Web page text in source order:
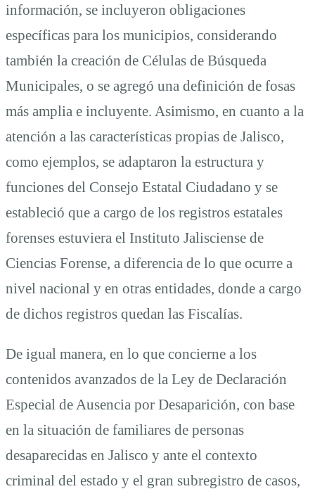
información, se incluyeron obligaciones
específicas para los municipios, considerando
también la creación de Células de Búsqueda
Municipales, o se agregó una definición de fosas
más amplia e incluyente. Asimismo, en cuanto a la
atención a las características propias de Jalisco,
como ejemplos, se adaptaron la estructura y
funciones del Consejo Estatal Ciudadano y se
estableció que a cargo de los registros estatales
forenses estuviera el Instituto Jalisciense de
Ciencias Forense, a diferencia de lo que ocurre a
nivel nacional y en otras entidades, donde a cargo
de dichos registros quedan las Fiscalías.
De igual manera, en lo que concierne a los
contenidos avanzados de la Ley de Declaración
Especial de Ausencia por Desaparición, con base
en la situación de familiares de personas
desaparecidas en Jalisco y ante el contexto
criminal del estado y el gran subregistro de casos,